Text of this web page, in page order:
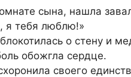
сына, нашла
я тебя люблю!»
о стену и
обожгла сердце.
своего